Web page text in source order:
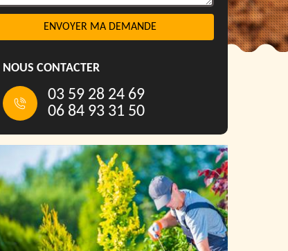
NOUS CONTACTER
03 59 28 24 69
06 84 93 31 50